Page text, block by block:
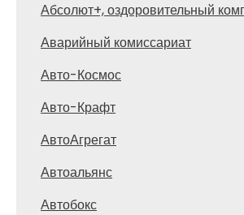
Абсолют+, оздоровительный
Аварийный комиссариат
Авто-Космос
Авто-Крафт
АвтоАгрегат
Автоальянс
Автобокс